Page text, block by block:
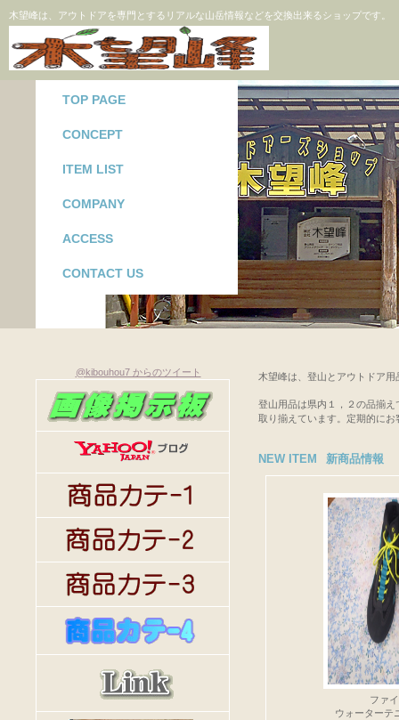
木望峰は、アウトドアを専門とするリアルな山岳情報などを交換出来るショップです。
木望峰は、登山とアウトドア
登山用品は県内１，２の品揃
取り揃えています。定期的に
NEW ITEM 新商品情報
ファ
ウォーターテ
TOP PAGE
CONCEPT
ITEM LIST
COMPANY
ACCESS
CONTACT US
@kibouhou7 からのツイート